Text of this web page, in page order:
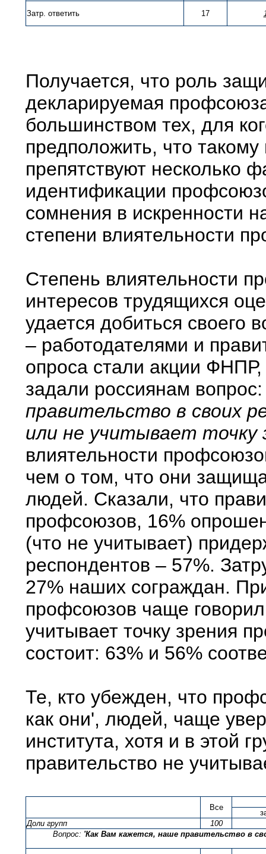
Затр. ответить 17
Получается, что роль
декларируемая
большинством тех, для
предположить, что
препятствуют несколько
идентификации
сомнения в искренности
степени влиятельности
Степень влиятельности
интересов трудящихся
удается добиться своего
– работодателями и
опроса стали акции
задали россиянам
правительство в своих
или не учитывает точку
влиятельности
чем о том, что они
людей. Сказали, что
профсоюзов, 16%
(что не учитывает)
респондентов – 57%.
27% наших сограждан.
профсоюзов чаще
учитывает точку зрения
состоит: 63% и 56%
Те, кто убежден, что
как они', людей, чаще
института, хотя и в этой
правительство не
Все
Доли групп
100
Вопрос: 'Как Вам кажется, наше правительство в